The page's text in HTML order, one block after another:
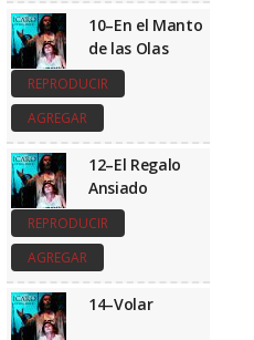
10–En el Manto
de las Olas
REPRODUCIR
AGREGAR
12–El Regalo
Ansiado
REPRODUCIR
AGREGAR
14–Volar